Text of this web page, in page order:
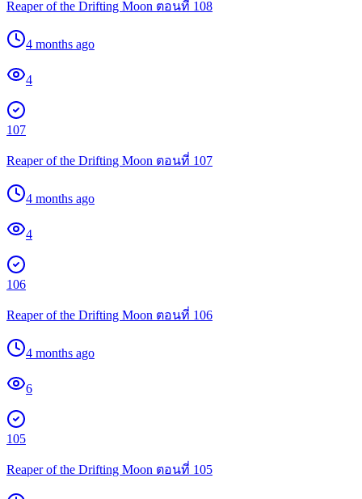
Reaper of the Drifting Moon ตอนที่ 108
4 months ago
4
107
Reaper of the Drifting Moon ตอนที่ 107
4 months ago
4
106
Reaper of the Drifting Moon ตอนที่ 106
4 months ago
6
105
Reaper of the Drifting Moon ตอนที่ 105